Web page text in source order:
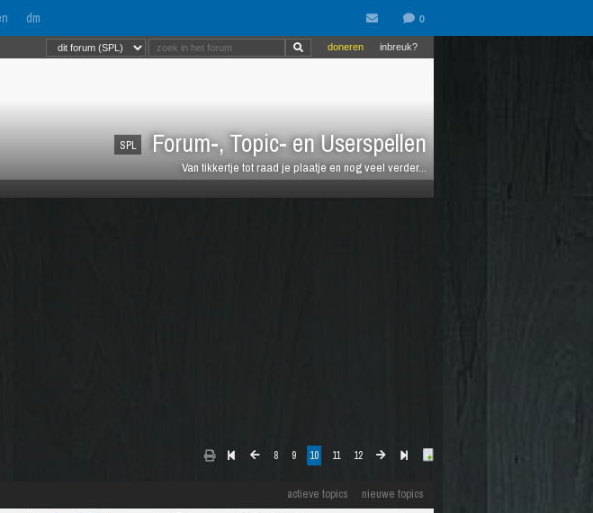
dm
SPL Forum-, Topic- en Userspellen
Van tikkertje tot raad je plaatje en nog veel verder...
inbreuk?
doneren
8 9 10 11 12
actieve topics nieuwe topics